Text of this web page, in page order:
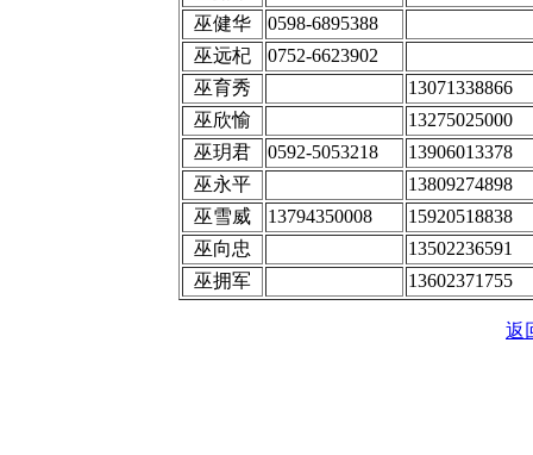
巫健华
0598-6895388
巫远杞
0752-6623902
巫育秀
13071338866
巫欣愉
13275025000
巫玥君
0592-5053218
13906013378
巫永平
13809274898
巫雪威
13794350008
15920518838
巫向忠
13502236591
巫拥军
13602371755
返